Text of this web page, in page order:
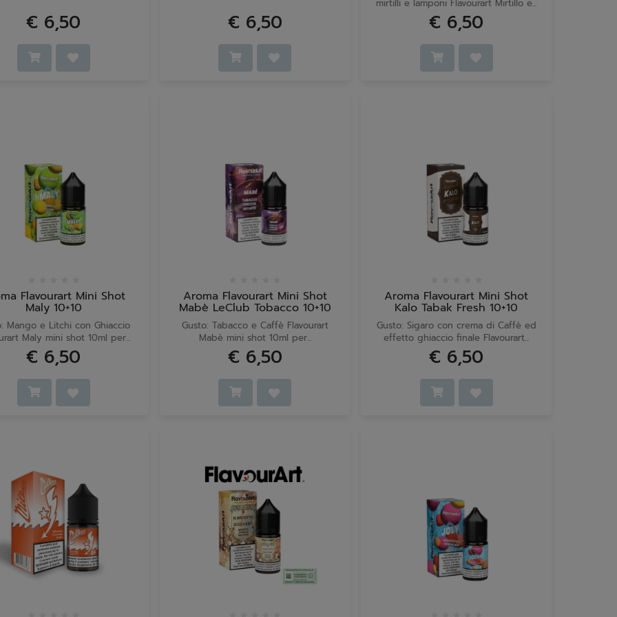
€ 6,50 € 6,50
mirtilli e lamponi Flavourart Mirtillo e...
€ 6,50
Flavourart Mini Shot
Maly 10+10
Mango e Litchi con Ghiaccio
Maly mini shot 10ml per...
€ 6,50
Aroma Flavourart Mini Shot
Mabè LeClub Tobacco 10+10
Gusto: Tabacco e Caffè Flavourart
Mabè mini shot 10ml per...
€ 6,50
Aroma Flavourart Mini Shot
Kalo Tabak Fresh 10+10
Gusto: Sigaro con crema di Caffè ed
effetto ghiaccio finale Flavourart...
€ 6,50